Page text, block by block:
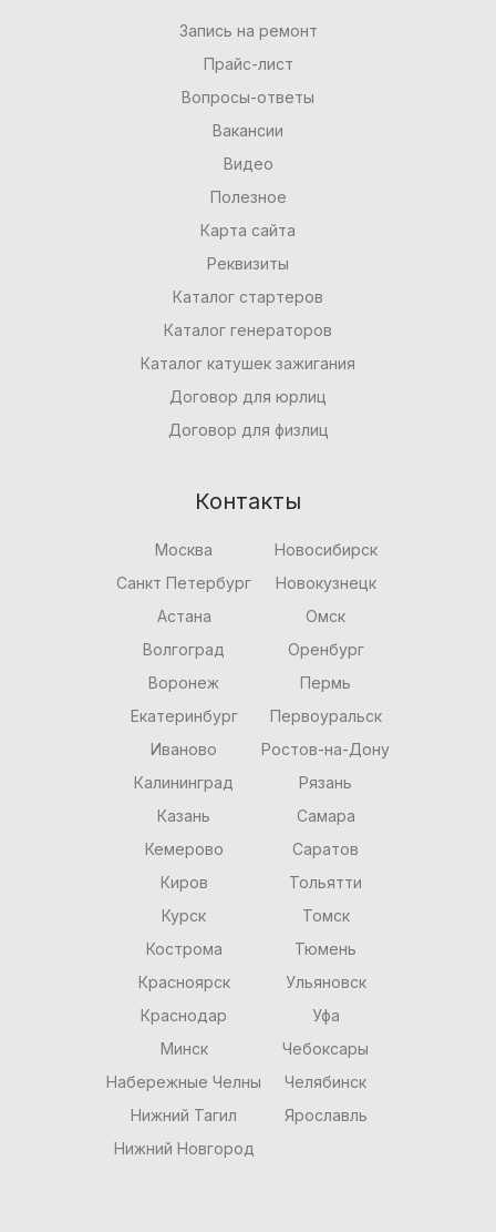
Запись на ремонт
Прайс-лист
Вопросы-ответы
Вакансии
Видео
Полезное
Карта сайта
Реквизиты
Каталог стартеров
Каталог генераторов
Каталог катушек зажигания
Договор для юрлиц
Договор для физлиц
Контакты
Москва
Санкт Петербург
Астана
Волгоград
Воронеж
Екатеринбург
Иваново
Калининград
Казань
Кемерово
Киров
Курск
Кострома
Красноярск
Краснодар
Минск
Набережные Челны
Нижний Тагил
Нижний Новгород
Новосибирск
Новокузнецк
Омск
Оренбург
Пермь
Первоуральск
Ростов-на-Дону
Рязань
Самара
Саратов
Тольятти
Томск
Тюмень
Ульяновск
Уфа
Чебоксары
Челябинск
Ярославль